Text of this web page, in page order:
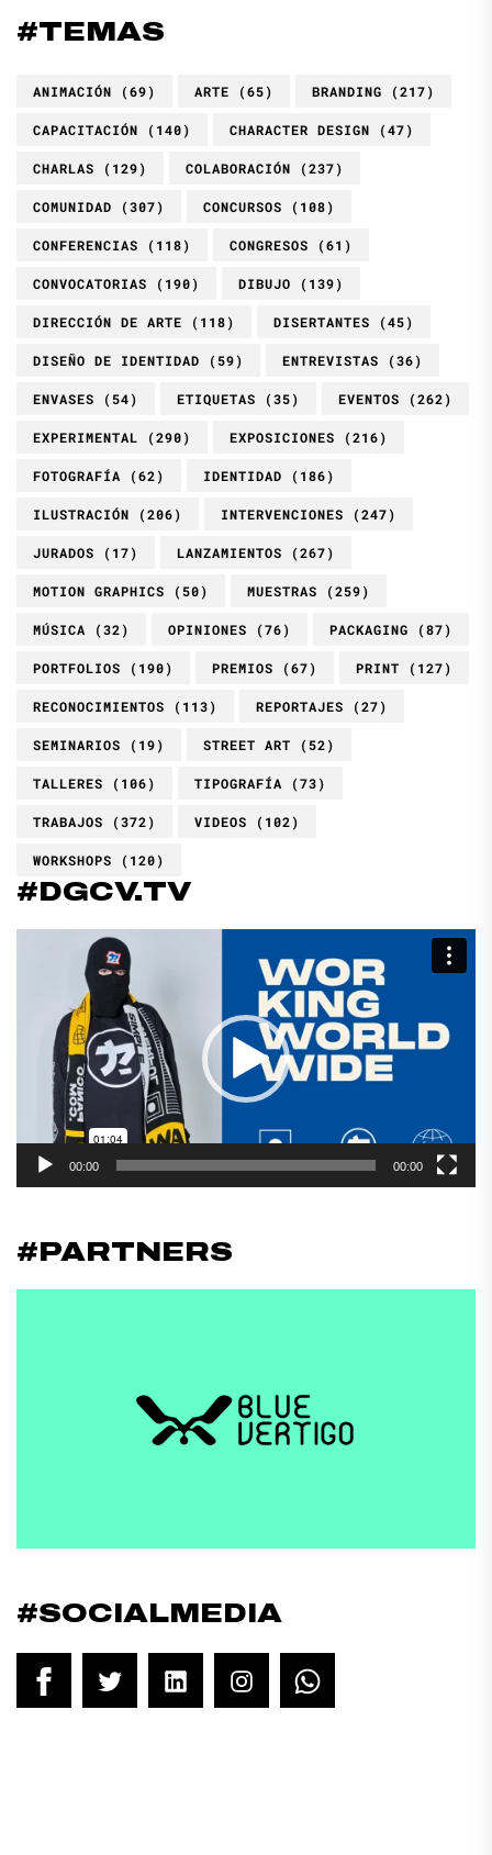
#TEMAS
ANIMACIÓN (69) ARTE (65) BRANDING (217)
CAPACITACIÓN (140) CHARACTER DESIGN (47)
CHARLAS (129) COLABORACIÓN (237)
COMUNIDAD (307) CONCURSOS (108)
CONFERENCIAS (118) CONGRESOS (61)
CONVOCATORIAS (190) DIBUJO (139)
DIRECCIÓN DE ARTE (118) DISERTANTES (45)
DISEÑO DE IDENTIDAD (59) ENTREVISTAS (36)
ENVASES (54) ETIQUETAS (35) EVENTOS (262)
EXPERIMENTAL (290) EXPOSICIONES (216)
FOTOGRAFÍA (62) IDENTIDAD (186)
ILUSTRACIÓN (206) INTERVENCIONES (247)
JURADOS (17) LANZAMIENTOS (267)
MOTION GRAPHICS (50) MUESTRAS (259)
MÚSICA (32) OPINIONES (76) PACKAGING (87)
PORTFOLIOS (190) PREMIOS (67) PRINT (127)
RECONOCIMIENTOS (113) REPORTAJES (27)
SEMINARIOS (19) STREET ART (52)
TALLERES (106) TIPOGRAFÍA (73)
TRABAJOS (372) VIDEOS (102)
WORKSHOPS (120)
#DGCV.TV
Reproductor
00:00 00:00
#PARTNERS
#SOCIALMEDIA
FacebookTwitter LinkedInInstagram